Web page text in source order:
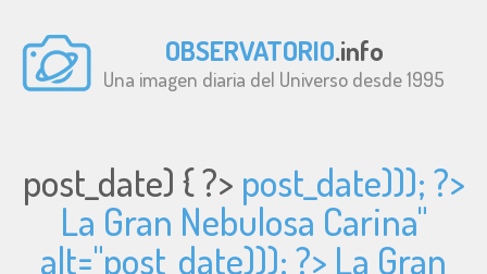
OBSERVATORIO.info
Una imagen diaria del Universo desde 1995
post_date) { ?> post_date))); ?>
La Gran Nebulosa Carina"
alt="post_date))); ?> La Gran